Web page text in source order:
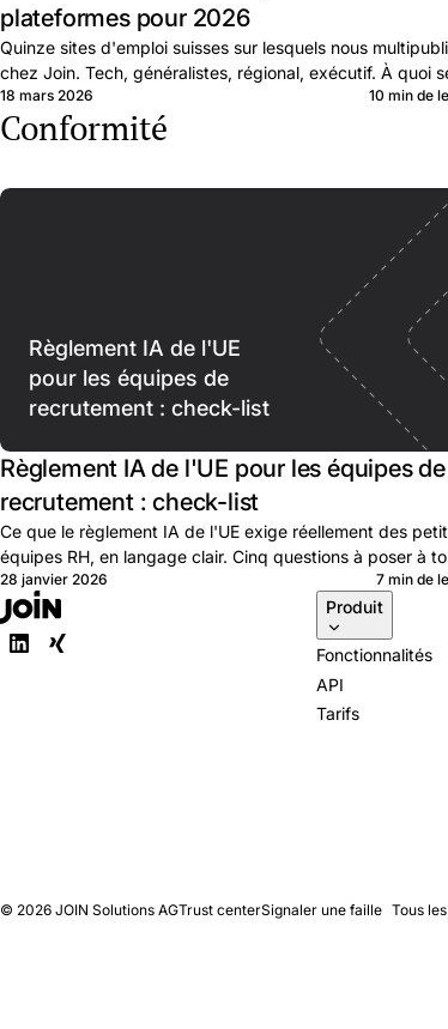
plateformes pour 2026
Quinze sites d'emploi suisses sur lesquels nous
chez Join. Tech, généralistes, régional, exécutif. À quoi
chacun et quand les combiner.
18 mars 2026 10 min de
Conformité
Règlement IA de l'UE
pour les équipes de
recrutement : check-list
Règlement IA de l'UE pour les équipes de
recrutement : check-list
Ce que le règlement IA de l'UE exige réellement des
équipes RH, en langage clair. Cinq questions à poser à
fournisseur d'ATS.
28 janvier 2026 7 min de
Produit
Fonctionnalités
API
Tarifs
© 2026 JOIN Solutions AGTrust centerSignaler une faille Tous